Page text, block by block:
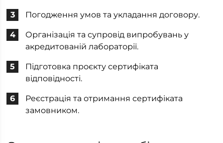
Погодження умов та укладання договору.
Організація та супровід випробувань у
акредитованій лабораторії.
Підготовка проєкту сертифіката
відповідності.
Реєстрація та отримання сертифіката
замовником.